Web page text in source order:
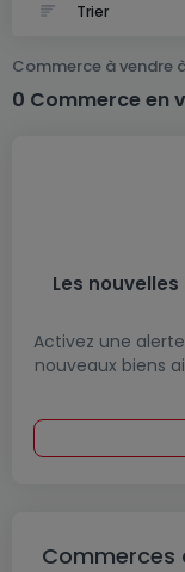
Commerce à vendre
0 Commerce en
Les
Activez une
nouveaux biens
Commerces